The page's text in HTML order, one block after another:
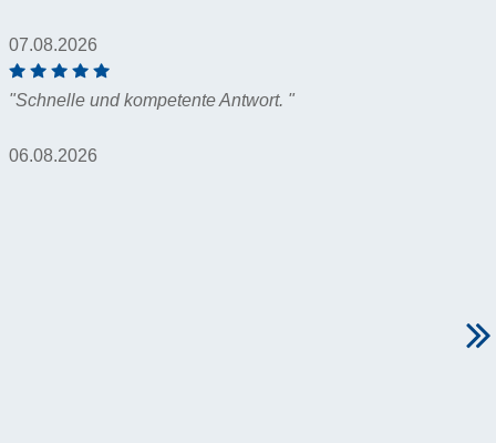
07.08.2026
"Schnelle und kompetente Antwort. "
06.08.2026